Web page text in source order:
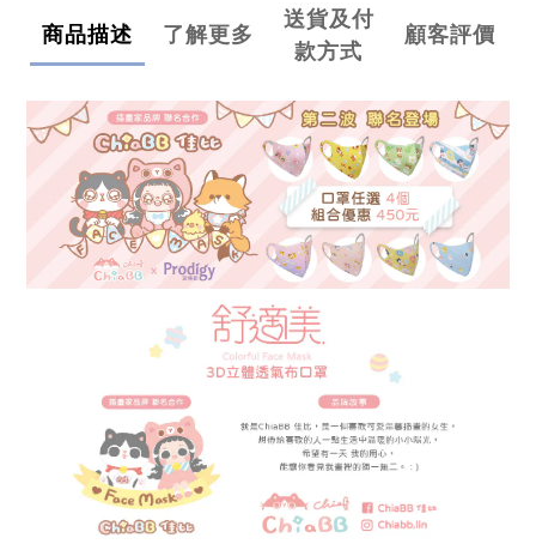
商品描述 了解更多
送貨及付
款方式
顧客評價